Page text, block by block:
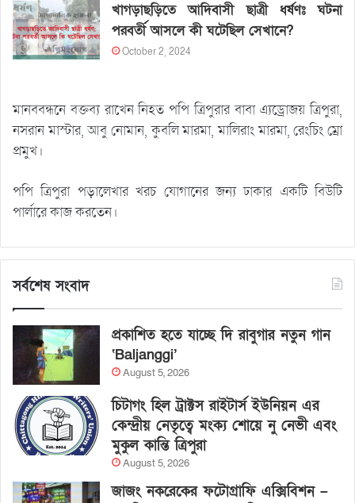
খাগড়াছড়িতে আদিবাসী ছাত্রী ধর্ষণঃ ঘটনা
পরবর্তী আসলে কী ঘটেছিল সেখানে?
October 2, 2024
মানববন্ধনে বক্তব্য রাখেন নিহত পপি ত্রিপুরার বাবা এ্যড্রোজয় ত্রিপুরা,
নসরান মাস্টার, আবু নোমান, কুবলি মারমা, মালিরাং মারমা, রেংচিং ম্রো
প্রমুখ।
পপি ত্রিপুরা পড়ালেখার খরচ যোগানের জন্য ঢাকার একটি বিউটি
পার্লারে কাজ করতেন।
সর্বশেষ সংবাদ
প্রকাশিত হতে যাচ্ছে দি রাবুগার নতুন গান
‘Baljanggi’
August 5, 2026
চিটাগং হিল ট্রাক্টস রাইটার্স ইউনিয়ন এর
কেন্দ্রীয় নেতৃত্বে মংক্য শোয়ে নু নেভী এবং
মুকুল কান্তি ত্রিপুরা
August 5, 2026
জাজং নকরেকের ফটোগ্রাফি এক্সিবিশন –